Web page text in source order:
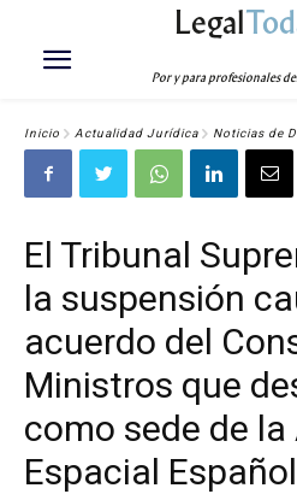
Legal
Por y para profesionales
Inicio Actualidad Jurídica Noticias de
El Tribunal
la suspensión
acuerdo del
Ministros que
como sede de
Espacial